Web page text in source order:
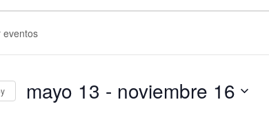
mayo 13 - noviembre 16